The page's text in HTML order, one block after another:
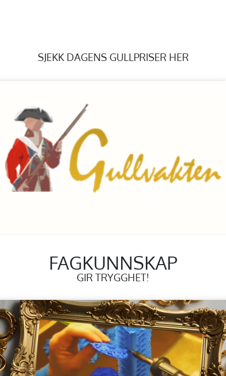
SJEKK DAGENS GULLPRISER HER
FAGKUNNSKAP
GIR TRYGGHET!